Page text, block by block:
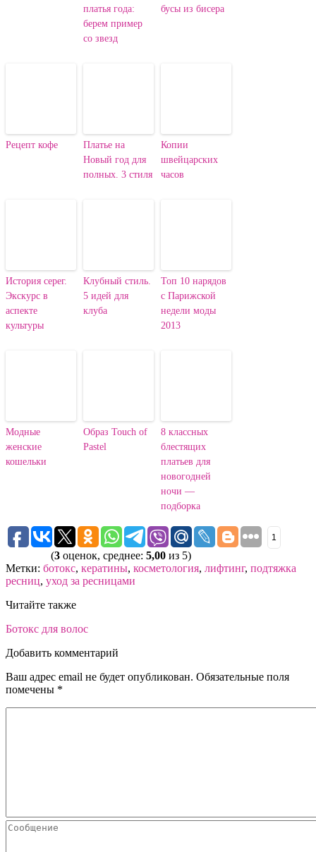
платья года:
берем пример
со звезд
бусы из бисера
Рецепт кофе
Платье на
Новый год для
полных. 3 стиля
Копии
швейцарских
часов
История серег.
Экскурс в
аспекте
культуры
Клубный стиль.
5 идей для
клуба
Топ 10 нарядов
с Парижской
недели моды
2013
Модные
женские
кошельки
Образ Touch of
Pastel
8 классных
блестящих
платьев для
новогодней
ночи —
подборка
1
(3 оценок, среднее: 5,00 из 5)
Метки: ботокс, кератины, косметология, лифтинг, подтяжка
ресниц, уход за ресницами
Читайте также
Ботокс для волос
Добавить комментарий
Ваш адрес email не будет опубликован. Обязательные поля
помечены *